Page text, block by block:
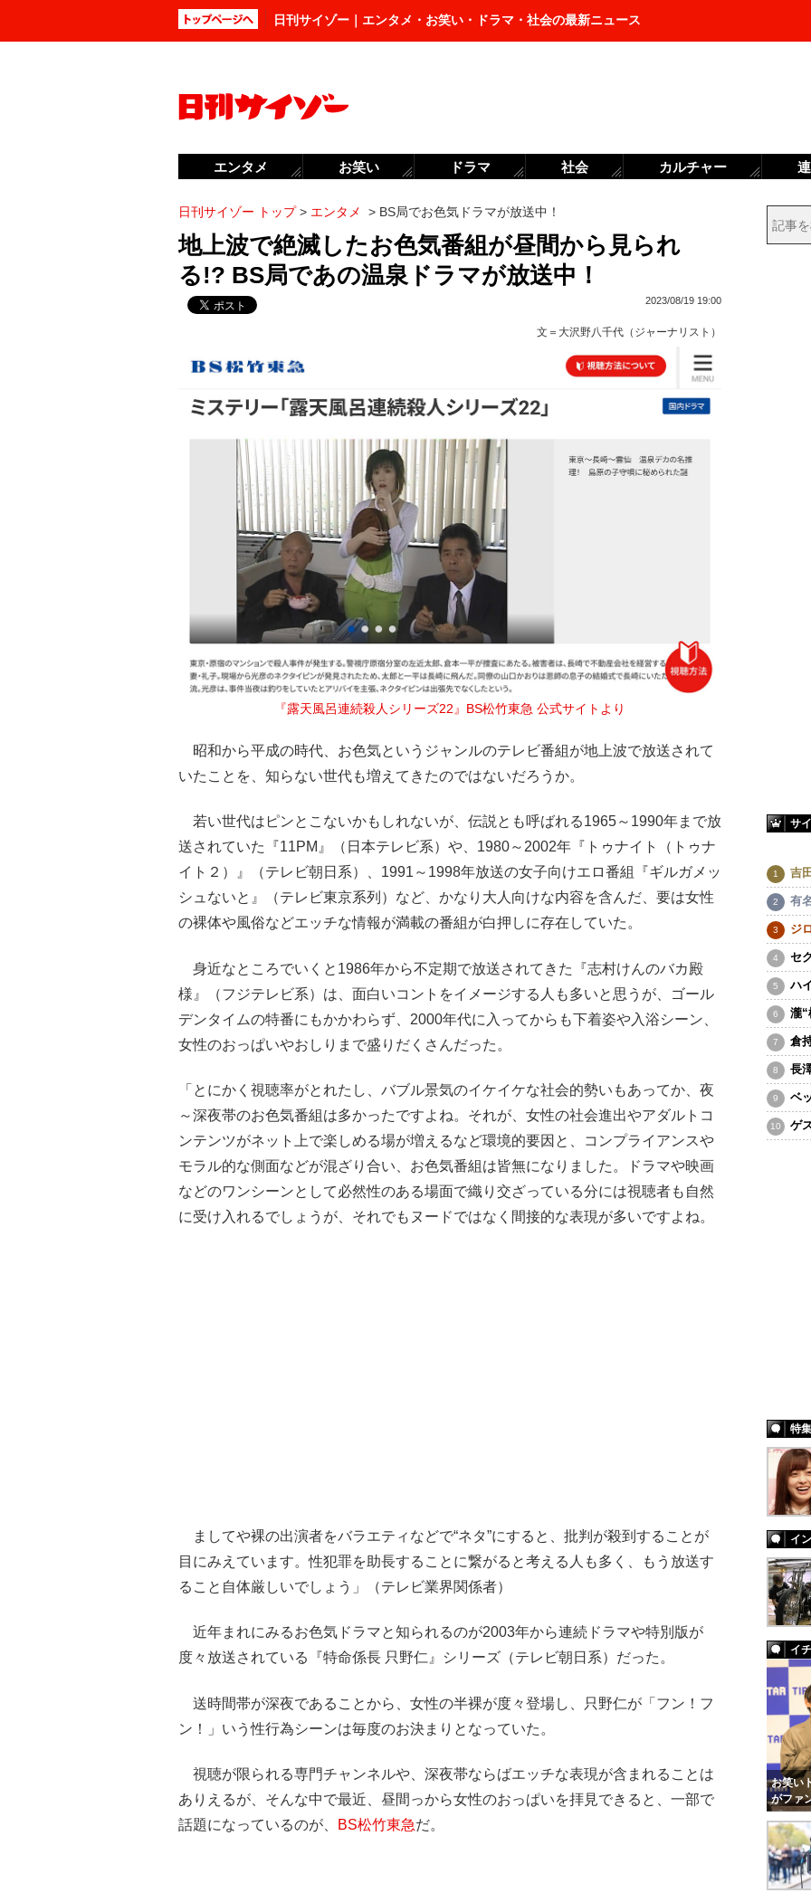
日刊サイゾー｜エンタメ・お笑い・ドラマ・社会の最新ニュース
日刊サイゾー トップ> エンタメ > BS局でお色気ドラマが放送中！
地上波で絶滅したお色気番組が昼間から見られ
る!? BS局であの温泉ドラマが放送中！
2023/08/19 19:00
文＝ 大沢野八千代（ジャーナリスト）
『露天風呂連続殺人シリーズ22』BS松竹東急 公式サイトより
昭和から平成の時代、お色気というジャンルのテレビ番組が地上波で放送されて
いたことを、知らない世代も増えてきたのではないだろうか。
若い世代はピンとこないかもしれないが、伝説とも呼ばれる1965～1990年まで放
送されていた『11PM』（日本テレビ系）や、1980～2002年『トゥナイト（トゥナ
イト２）』（テレビ朝日系）、1991～1998年放送の女子向けエロ番組『ギルガメッ
シュないと』（テレビ東京系列）など、かなり大人向けな内容を含んだ、要は女性
の裸体や風俗などエッチな情報が満載の番組が白押しに存在していた。
身近なところでいくと1986年から不定期で放送されてきた『志村けんのバカ殿
様』（フジテレビ系）は、面白いコントをイメージする人も多いと思うが、ゴール
デンタイムの特番にもかかわらず、2000年代に入ってからも下着姿や入浴シーン、
女性のおっぱいやおしりまで盛りだくさんだった。
「とにかく視聴率がとれたし、バブル景気のイケイケな社会的勢いもあってか、夜
～深夜帯のお色気番組は多かったですよね。それが、女性の社会進出やアダルトコ
ンテンツがネット上で楽しめる場が増えるなど環境的要因と、コンプライアンスや
モラル的な側面などが混ざり合い、お色気番組は皆無になりました。ドラマや映画
などのワンシーンとして必然性のある場面で織り交ざっている分には視聴者も自然
に受け入れるでしょうが、それでもヌードではなく間接的な表現が多いですよね。
ましてや裸の出演者をバラエティなどで“ネタ”にすると、批判が殺到することが
目にみえています。性犯罪を助長することに繋がると考える人も多く、もう放送す
ること自体厳しいでしょう」（テレビ業界関係者）
近年まれにみるお色気ドラマと知られるのが2003年から連続ドラマや特別版が
度々放送されている『特命係長 只野仁』シリーズ（テレビ朝日系）だった。
送時間帯が深夜であることから、女性の半裸が度々登場し、只野仁が「フン！フ
ン！」いう性行為シーンは毎度のお決まりとなっていた。
視聴が限られる専門チャンネルや、深夜帯ならばエッチな表現が含まれることは
ありえるが、そんな中で最近、昼間っから女性のおっぱいを拝見できると、一部で
話題になっているのが、
BS松竹東急だ。
サ
吉
有
ジ
セ
ハ
瀧“
倉
長
ベ
ゲ
特集
イ
イ
お笑い
がファ
エンタメ お笑い ドラマ 社会 カルチャー